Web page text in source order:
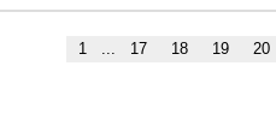
1 ... 17 18 19 20